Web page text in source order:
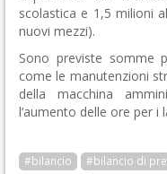
scolastica e 1,5 milioni
nuovi mezzi).
Sono previste somme
come le manutenzioni
della macchina
l’aumento delle ore per i
#bilancio #bilancio di